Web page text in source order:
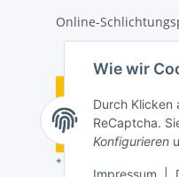
Wie wir
Durch Klicken
ReCaptcha.
Konfigurieren
Online-
Vertrag
Widerrufsbutton
* Alle Preise zzgl.